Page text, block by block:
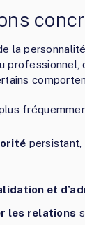
la
persistant,
et
les relations